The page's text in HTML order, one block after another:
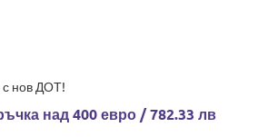
с нов ДОТ!
над 400 евро / 782.33 лв